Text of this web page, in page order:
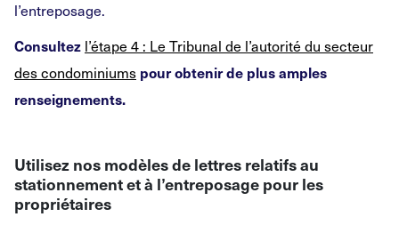
l’entreposage.
Consultez l’étape 4 : Le Tribunal de l’autorité du secteur
des condominiums pour obtenir de plus amples
renseignements.
Utilisez nos modèles de lettres relatifs au
stationnement et à l’entreposage pour les
propriétaires